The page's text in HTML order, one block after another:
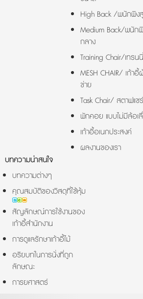
High Back /พนักพิง
Medium Back/พนัก
กลาง
Training Chair/เทรน
MESH CHAIR/ เก้าอี้
ข่าย
Task Chair/ สตาฟแชร์
พักคอย แบบไม่มีล้อเ
เก้าอี้อเนกประสงค์
ผลงานของเรา
บทความน่าสนใจ
บทความต่างๆ
คุณสมบัติของวิสดุที่ใช้หุ้ม
สัญลักษณ์การใช้งานของ
เก้าอี้สำนักงาน
การดูแลรักษาเก้าอี้ไม้
อริยบทในการนั่งที่ถูก
ลักษณะ
การยศาสตร์